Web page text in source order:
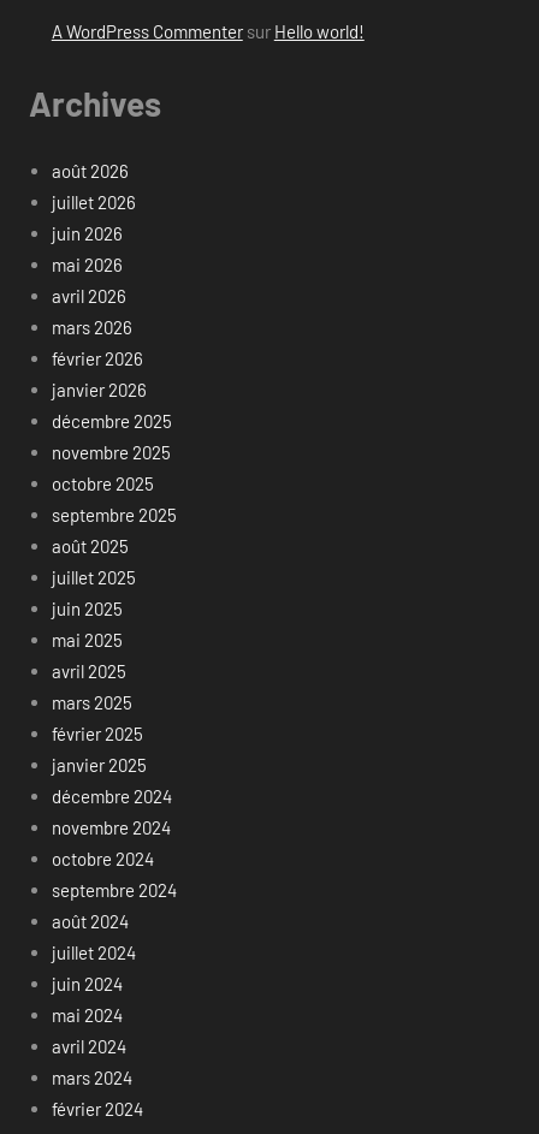
A WordPress Commentersur Hello world!
Archives
août 2026
juillet 2026
juin 2026
mai 2026
avril 2026
mars 2026
février 2026
janvier 2026
décembre 2025
novembre 2025
octobre 2025
septembre 2025
août 2025
juillet 2025
juin 2025
mai 2025
avril 2025
mars 2025
février 2025
janvier 2025
décembre 2024
novembre 2024
octobre 2024
septembre 2024
août 2024
juillet 2024
juin 2024
mai 2024
avril 2024
mars 2024
février 2024